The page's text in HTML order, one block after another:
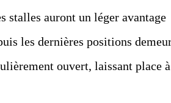
stalles auront un léger avantage
les dernières positions
ouvert, laissant place à